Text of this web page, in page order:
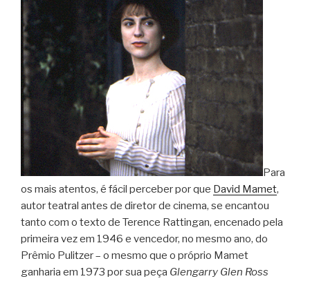
Para
os mais atentos, é fácil perceber por que David Mamet,
autor teatral antes de diretor de cinema, se encantou
tanto com o texto de Terence Rattingan, encenado pela
primeira vez em 1946 e vencedor, no mesmo ano, do
Prêmio Pulitzer – o mesmo que o próprio Mamet
ganharia em 1973 por sua peça Glengarry Glen Ross